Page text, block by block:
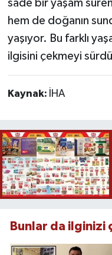
sade bir yaşam süren
hem de doğanın
yaşıyor. Bu farklı
ilgisini çekmeyi
Kaynak: İHA
Bunlar da ilginizi